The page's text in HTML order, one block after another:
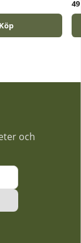
Köp
och